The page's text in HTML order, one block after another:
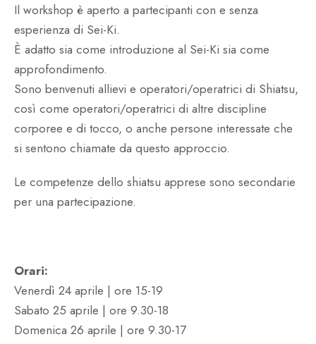
Il workshop è aperto a partecipanti con e senza
esperienza di Sei-Ki.
È adatto sia come introduzione al Sei-Ki sia come
approfondimento.
Sono benvenuti allievi e operatori/operatrici di Shiatsu,
così come operatori/operatrici di altre discipline
corporee e di tocco, o anche persone interessate che
si sentono chiamate da questo approccio.
Le competenze dello shiatsu apprese sono secondarie
per una partecipazione.
Orari:
Venerdì 24 aprile | ore 15-19
Sabato 25 aprile | ore 9.30-18
Domenica 26 aprile | ore 9.30-17